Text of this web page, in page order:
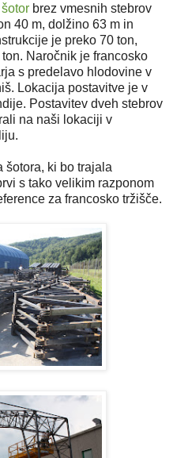
brez vmesnih stebrov
40 m, dolžino 63 m in
je preko 70 ton,
Naročnik je francosko
s predelavo hlodovine v
Lokacija postavitve je v
Postavitev dveh stebrov
na naši lokaciji v
šotora, ki bo trajala
s tako velikim razponom
za francosko tržišče.